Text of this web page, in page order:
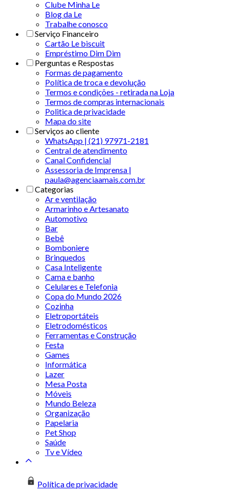
Clube Minha Le
Blog da Le
Trabalhe conosco
Serviço Financeiro
Cartão Le biscuit
Empréstimo Dim Dim
Perguntas e Respostas
Formas de pagamento
Política de troca e devolução
Termos e condições - retirada na Loja
Termos de compras internacionais
Politica de privacidade
Mapa do site
Serviços ao cliente
WhatsApp | (21) 97971-2181
Central de atendimento
Canal Confidencial
Assessoria de Imprensa |
paula@agenciaamais.com.br
Categorias
Ar e ventilação
Armarinho e Artesanato
Automotivo
Bar
Bebê
Bomboniere
Brinquedos
Casa Inteligente
Cama e banho
Celulares e Telefonia
Copa do Mundo 2026
Cozinha
Eletroportáteis
Eletrodomésticos
Ferramentas e Construção
Festa
Games
Informática
Lazer
Mesa Posta
Móveis
Mundo Beleza
Organização
Papelaria
Pet Shop
Saúde
Tv e Vídeo
Política de privacidade